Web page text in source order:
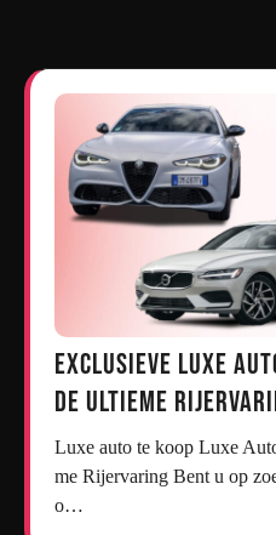
Exclusieve Luxe
de Ultieme
Luxe auto te koop Luxe Auto’s te Koop: Ervaar de Ultie
me Rijervaring Bent u op
o…